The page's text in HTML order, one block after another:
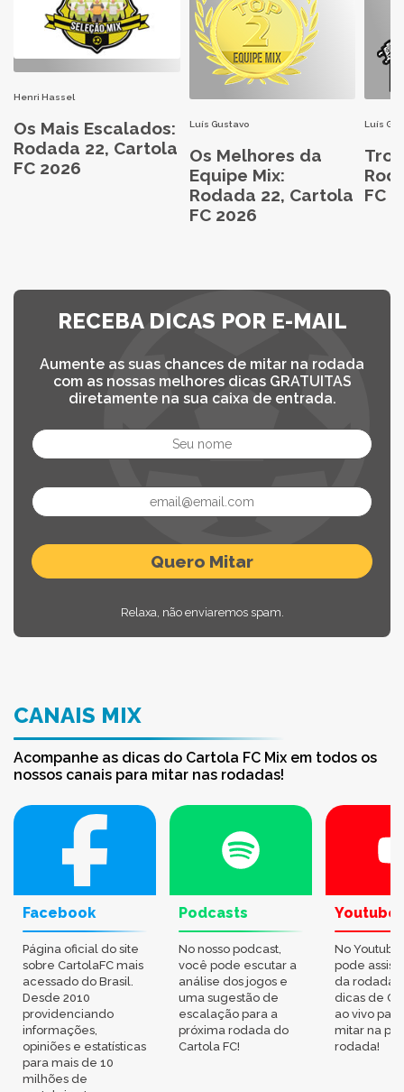
Henri Hassel
Os Mais Escalados:
Rodada 22, Cartola
FC 2026
Luís Gustavo
Os Melhores da
Equipe Mix:
Rodada 22, Cartola
FC 2026
Luís
FC
RECEBA DICAS POR E-MAIL
Aumente as suas chances de mitar na rodada
com as nossas melhores dicas GRATUITAS
diretamente na sua caixa de entrada.
Relaxa, não enviaremos spam.
CANAIS MIX
Acompanhe as dicas do Cartola FC Mix em todos os
nossos canais para mitar nas rodadas!
Facebook
Página oficial do site
sobre CartolaFC mais
acessado do Brasil.
Desde 2010
providenciando
informações,
opiniões e estatísticas
para mais de 10
milhões de
Podcasts
No nosso podcast,
você pode escutar a
análise dos jogos e
uma sugestão de
escalação para a
próxima rodada do
Cartola FC!
Youtube
No
pode
da rodada,
dicas de
ao vivo
mitar na
rodada!